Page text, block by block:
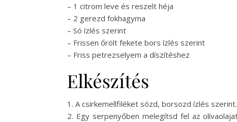
– 1 citrom leve és reszelt héja
– 2 gerezd fokhagyma
– Só ízlés szerint
– Frissen őrölt fekete bors ízlés szerint
– Friss petrezselyem a díszítéshez
Elkészítés
1. A csirkemellfiléket sózd, borsozd ízlés szerint.
2. Egy serpenyőben melegítsd fel az